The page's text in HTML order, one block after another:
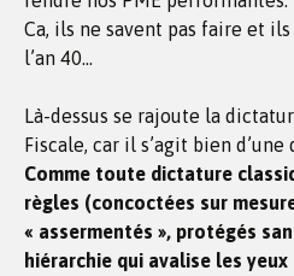
Ca, ils ne savent pas faire et
l’an 40…
Là-dessus se rajoute la
Fiscale, car il s’agit bien
Comme toute dictature
règles (concoctées sur
« assermentés », protégés
hiérarchie qui avalise les